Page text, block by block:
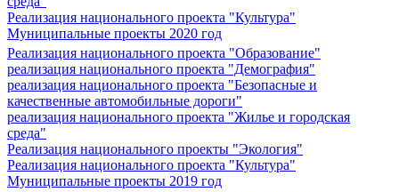
Реализация национального проекта "Культура"
Муниципальные проекты 2020 год
Реализация национального проекта "Образование"
реализация национального проекта "Демография"
реализация национального проекта "Безопасные и
качественные автомобильные дороги"
реализация национального проекта "Жилье и городская
среда"
Реализация национального проекты "Экология"
Реализация национального проекта "Культура"
Муниципальные проекты 2019 год